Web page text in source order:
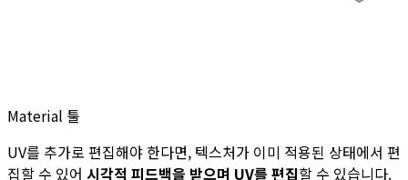
Material 툴
UV를 추가로 편집해야 한다면, 텍스처가 이미 적용된 상태에서 편
집할 수 있어 시각적 피드백을 받으며 UV를 편집할 수 있습니다.